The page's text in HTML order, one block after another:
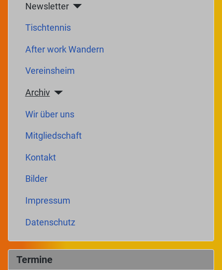
Newsletter
Tischtennis
After work Wandern
Vereinsheim
Archiv
Wir über uns
Mitgliedschaft
Kontakt
Bilder
Impressum
Datenschutz
Termine